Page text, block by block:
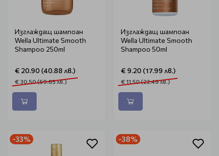
Изглаждащ шампоан
Wella Ultimate Smooth
Shampoo 250ml
€ 20.90 (40.88 лв.)
€ 30.50 (59.65 лв.)
Изглаждащ шампоан
Wella Ultimate Smooth
Shampoo 50ml
€ 9.20 (17.99 лв.)
€ 11.50 (22.49 лв.)
-33% -38%